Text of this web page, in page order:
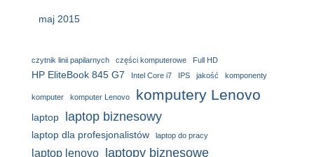
maj 2015
czytnik linii papilarnych części komputerowe Full HD
HP EliteBook 845 G7 Intel Core i7 IPS jakość komponenty
komputer komputer Lenovo komputery Lenovo
laptop laptop biznesowy
laptop dla profesjonalistów laptop do pracy
laptop lenovo laptopy biznesowe